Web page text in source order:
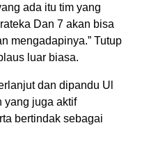
ada itu tim yang
Dan 7 akan bisa
mengadapinya.” Tutup
luar biasa.
dan dipandu Ul
yang juga aktif
bertindak sebagai